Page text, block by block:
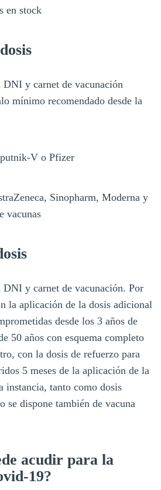
en stock
DNI y carnet de vacunación
mínimo recomendado desde la
V o Pfizer
Sinopharm, Moderna y
vacunas
DNI y carnet de vacunación. Por
la aplicación de la dosis adicional
desde los 3 años de
50 años con esquema completo
con la dosis de refuerzo para
5 meses de la aplicación de la
instancia, tanto como dosis
se dispone también de vacuna
acudir para la
19?